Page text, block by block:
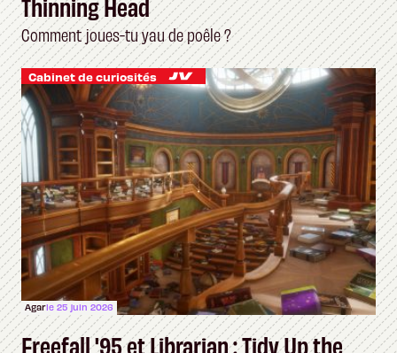
Comment joues-tu yau de poêle ?
Cabinet de curiosités
Agarle 25 juin 2026
Freefall '95 et Librarian : Tidy Up the